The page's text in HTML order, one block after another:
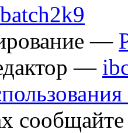
batch2k9
—
—